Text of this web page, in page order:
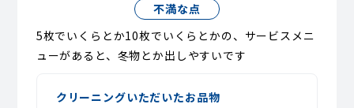
不満な点
5枚でいくらとか10枚でいくらとかの、サービスメニ
ューがあると、冬物とか出しやすいです
クリーニングいただいたお品物